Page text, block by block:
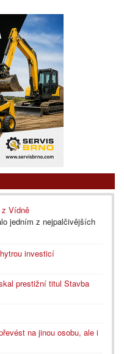
Vídně
jedním z nejpalčivějších
investicí
prestižní titul Stavba
na jinou osobu, ale i